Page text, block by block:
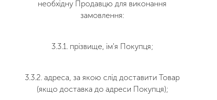
необхідну Продавцю для виконання
замовлення:
3.3.1. прізвище, ім'я Покупця;
3.3.2. адреса, за якою слід доставити Товар
(якщо доставка до адреси Покупця);